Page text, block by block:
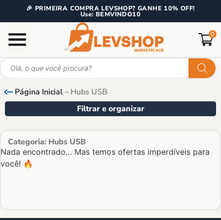
🎉 PRIMEIRA COMPRA LEVSHOP? GANHE 10% OFF!
Use: BEMVINDO10
0
Página Inicial– Hubs USB
Filtrar e organizar
Categoria: Hubs USB
Nada encontrado… Mas temos ofertas imperdíveis para
você! 🔥